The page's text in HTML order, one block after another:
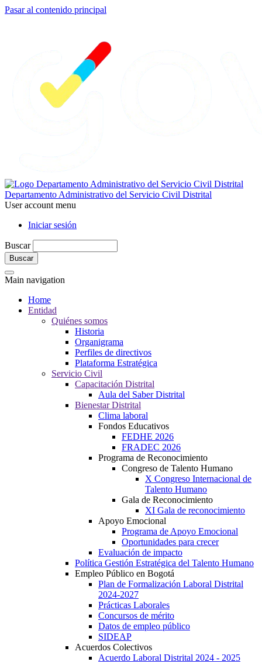
Pasar al contenido principal
Departamento Administrativo del Servicio Civil Distrital
User account menu
Iniciar sesión
Buscar
Main navigation
Home
Entidad
Quiénes somos
Historia
Organigrama
Perfiles de directivos
Plataforma Estratégica
Servicio Civil
Capacitación Distrital
Aula del Saber Distrital
Bienestar Distrital
Clima laboral
Fondos Educativos
FEDHE 2026
FRADEC 2026
Programa de Reconocimiento
Congreso de Talento Humano
X Congreso Internacional de
Talento Humano
Gala de Reconocimiento
XI Gala de reconocimiento
Apoyo Emocional
Programa de Apoyo Emocional
Oportunidades para crecer
Evaluación de impacto
Política Gestión Estratégica del Talento Humano
Empleo Público en Bogotá
Plan de Formalización Laboral Distrital
2024-2027
Prácticas Laborales
Concursos de mérito
Datos de empleo público
SIDEAP
Acuerdos Colectivos
Acuerdo Laboral Distrital 2024 - 2025